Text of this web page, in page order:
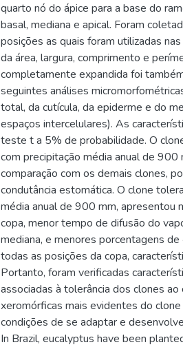
quarto nó do ápice para a base do
basal, mediana e apical. Foram
posições as quais foram utilizadas
da área, largura, comprimento e
completamente expandida foi
seguintes análises
total, da cutícula, da epiderme e do
espaços intercelulares). As
teste t a 5% de probabilidade. O
com precipitação média anual de
comparação com os demais clones,
condutância estomática. O clone
média anual de 900 mm, apresentou
copa, menor tempo de difusão do
mediana, e menores porcentagens
todas as posições da copa,
Portanto, foram verificadas
associadas à tolerância dos clones
xeromórficas mais evidentes do
condições de se adaptar e
In Brazil, eucalyptus have been